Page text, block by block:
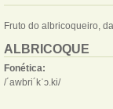
Fruto do albricoqueiro,
ALBRICOQUE
Fonética:
/´awbri´kˈɔ.ki/